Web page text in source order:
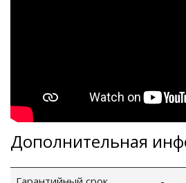
Дополнительная